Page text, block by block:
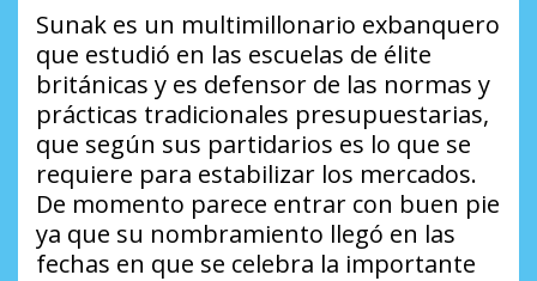
Sunak es un multimillonario exbanquero
que estudió en las escuelas de élite
británicas y es defensor de las normas y
prácticas tradicionales presupuestarias,
que según sus partidarios es lo que se
requiere para estabilizar los mercados.
De momento parece entrar con buen pie
ya que su nombramiento llegó en las
fechas en que se celebra la importante